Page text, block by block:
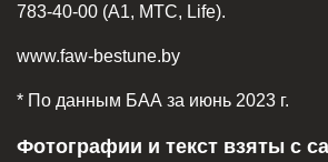
783-40-00 (А1, МТС, Life).
www.faw-bestune.by
* По данным БАА за июнь 2023 г.
Фотографии и текст взяты с